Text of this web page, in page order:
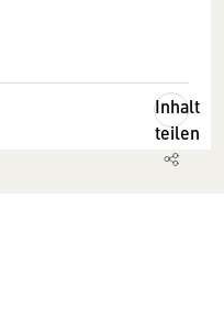
Inhalt
teilen